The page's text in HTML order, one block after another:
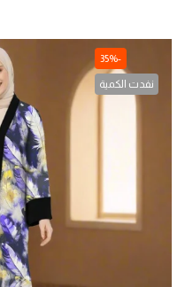
-35%
نفدت الكمية